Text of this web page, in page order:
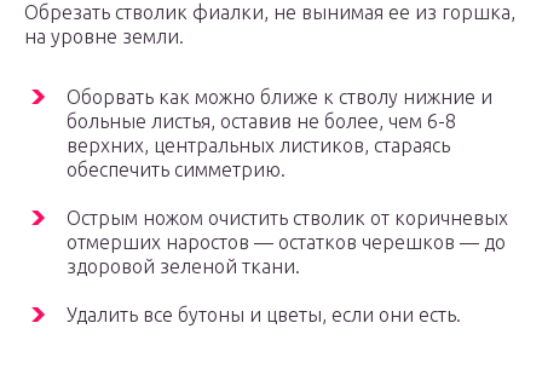
Обрезать стволик фиалки, не вынимая ее из горшка,
на уровне земли.
Оборвать как можно ближе к стволу нижние и
больные листья, оставив не более, чем 6-8
верхних, центральных листиков, стараясь
обеспечить симметрию.
Острым ножом очистить стволик от коричневых
отмерших наростов — остатков черешков — до
здоровой зеленой ткани.
Удалить все бутоны и цветы, если они есть.